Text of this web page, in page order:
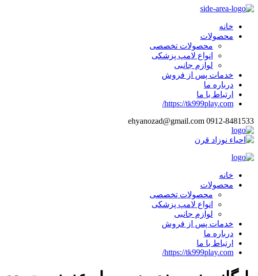
خانه
محصولات
محصولات تخصصی
انواع لامپ پزشکی
لوازم جانبی
خدمات پس از فروش
درباره ما
ارتباط با ما
https://tk999play.com/
ehyanozad@gmail.com 0912-8481533
خانه
محصولات
محصولات تخصصی
انواع لامپ پزشکی
لوازم جانبی
خدمات پس از فروش
درباره ما
ارتباط با ما
https://tk999play.com/